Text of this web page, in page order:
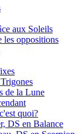
aux Soleils
les oppositions
de la Lune
quoi?
DS en Balance